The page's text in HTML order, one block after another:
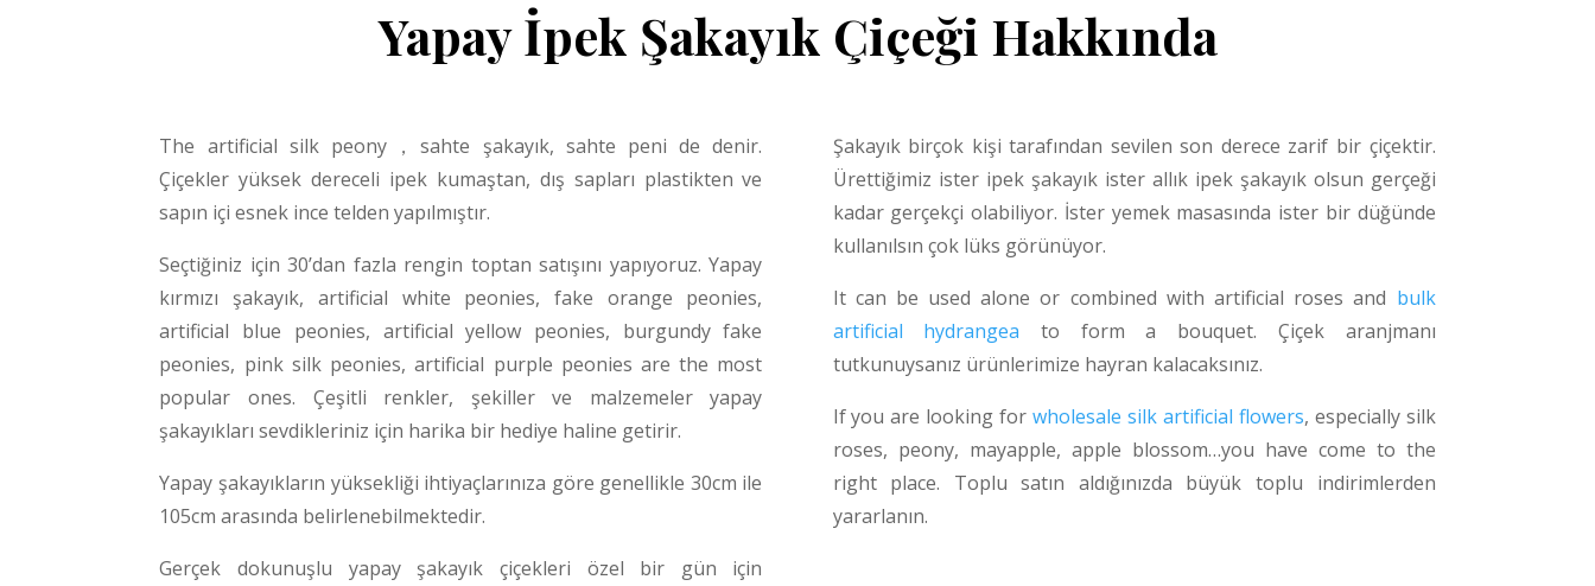
Yapay İpek Şakayık Çiçeği Hakkında
The artificial silk peony ，sahte şakayık, sahte peni de denir.
Çiçekler yüksek dereceli ipek kumaştan, dış sapları plastikten ve
sapın içi esnek ince telden yapılmıştır.
Seçtiğiniz için 30’dan fazla rengin toptan satışını yapıyoruz. Yapay
kırmızı şakayık, artificial white peonies, fake orange peonies,
artificial blue peonies, artificial yellow peonies, burgundy fake
peonies, pink silk peonies, artificial purple peonies are the most
popular ones. Çeşitli renkler, şekiller ve malzemeler yapay
şakayıkları sevdikleriniz için harika bir hediye haline getirir.
Yapay şakayıkların yüksekliği ihtiyaçlarınıza göre genellikle 30cm ile
105cm arasında belirlenebilmektedir.
Gerçek dokunuşlu yapay şakayık çiçekleri özel bir gün için
Şakayık birçok kişi tarafından sevilen son derece zarif bir çiçektir.
Ürettiğimiz ister ipek şakayık ister allık ipek şakayık olsun gerçeği
kadar gerçekçi olabiliyor. İster yemek masasında ister bir düğünde
kullanılsın çok lüks görünüyor.
It can be used alone or combined with artificial roses and bulk
artificial hydrangea to form a bouquet. Çiçek aranjmanı
tutkunuysanız ürünlerimize hayran kalacaksınız.
If you are looking forwholesale silk artificial flowers, especially silk
roses, peony, mayapple, apple blossom…you have come to the
right place. Toplu satın aldığınızda büyük toplu indirimlerden
yararlanın.